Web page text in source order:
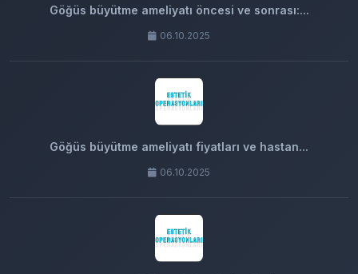
Göğüs büyütme ameliyatı öncesi ve sonrası:...
06.10.2025
Göğüs büyütme ameliyatı fiyatları ve hastan...
06.10.2025